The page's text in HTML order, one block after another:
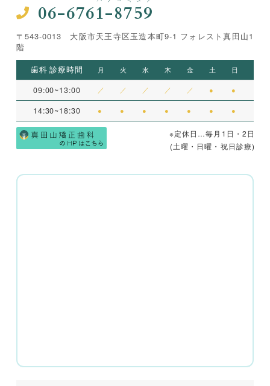
06-6761-8759
〒543-0013 大阪市天王寺区玉造本町9-1 フォレスト真田山1
階
歯科 診療時間 月 火 水 木 金 土 日
09:00~13:00 ／ ／ ／ ／ ／ ● ●
14:30~18:30 ● ● ● ● ● ● ●
※定休日…毎月1日・2日
(土曜・日曜・祝日診療)